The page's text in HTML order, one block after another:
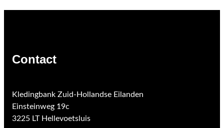
Contact
Kledingbank Zuid-Hollandse Eilanden
Einsteinweg 19c
3225 LT Hellevoetsluis